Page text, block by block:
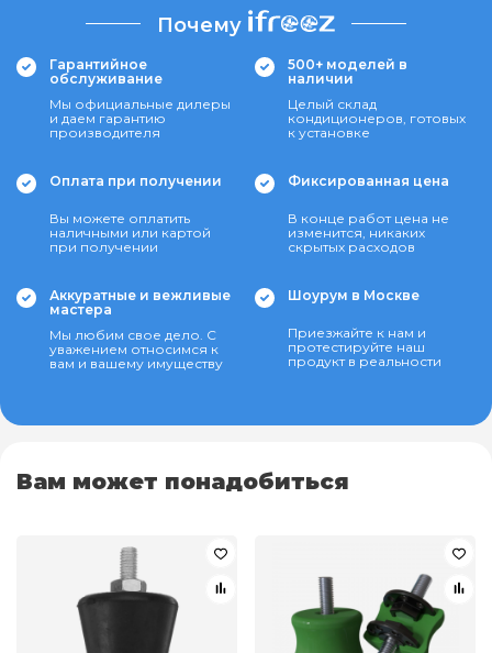
Почему
Гарантийное
обслуживание
Мы официальные дилеры
и даем гарантию
производителя
500+ моделей в
наличии
Целый склад
кондиционеров, готовых
к установке
Оплата при получении
Вы можете оплатить
наличными или картой
при получении
Фиксированная цена
В конце работ цена не
изменится, никаких
скрытых расходов
Аккуратные и вежливые
мастера
Мы любим свое дело. С
уважением относимся к
вам и вашему имуществу
Шоурум в Москве
Приезжайте к нам и
протестируйте наш
продукт в реальности
Вам может понадобиться